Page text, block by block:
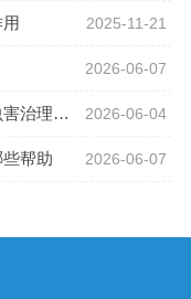
2025-11-21
2026-06-07
理能力 2026-06-04
帮助 2026-06-07